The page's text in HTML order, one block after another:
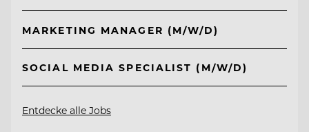
MARKETING MANAGER (M/W/D)
SOCIAL MEDIA SPECIALIST (M/W/D)
Entdecke alle Jobs